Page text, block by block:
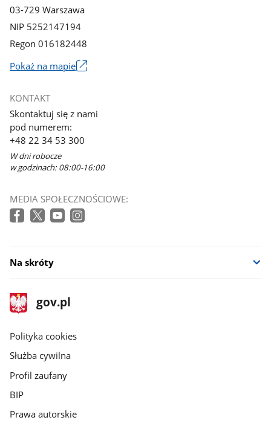
03-729 Warszawa
NIP 5252147194
Regon 016182448
Pokaż na mapie
się
w
nowym
oknie
KONTAKT
Skontaktuj się z nami
pod numerem:
+48 22 34 53 300
W dni robocze
w godzinach: 08:00-16:00
MEDIA SPOŁECZNOŚCIOWE:
Na skróty
stopka
gov.pl
Strona
gov.pl
gov.pl
Polityka cookies
Służba cywilna
Profil zaufany
BIP
Prawa autorskie